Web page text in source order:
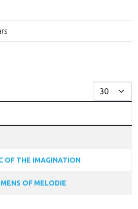
Toon #
OF THE IMAGINATION
OF MELODIE